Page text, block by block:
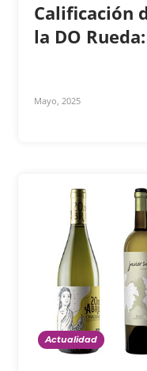
Calificación
la DO
Mayo, 2025
Actualidad